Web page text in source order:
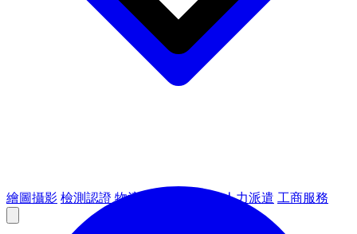
繪圖攝影 檢測認證 物流倉儲 人力派遣 工商服務